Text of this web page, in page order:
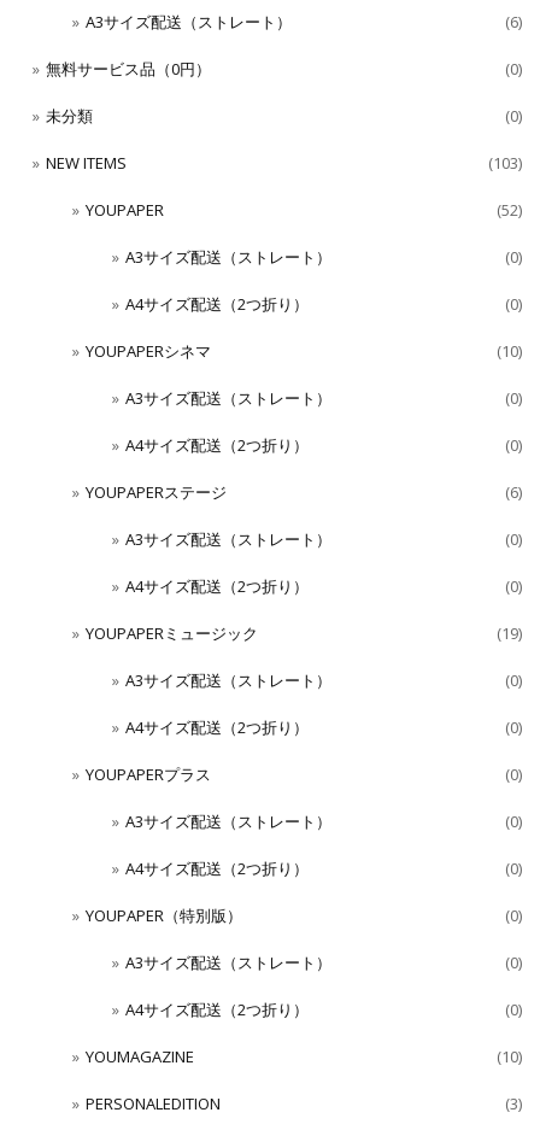
A3サイズ配送（ストレート） (6)
無料サービス品（0円） (0)
未分類 (0)
NEW ITEMS (103)
YOUPAPER (52)
A3サイズ配送（ストレート） (0)
A4サイズ配送（2つ折り） (0)
YOUPAPERシネマ (10)
A3サイズ配送（ストレート） (0)
A4サイズ配送（2つ折り） (0)
YOUPAPERステージ (6)
A3サイズ配送（ストレート） (0)
A4サイズ配送（2つ折り） (0)
YOUPAPERミュージック (19)
A3サイズ配送（ストレート） (0)
A4サイズ配送（2つ折り） (0)
YOUPAPERプラス (0)
A3サイズ配送（ストレート） (0)
A4サイズ配送（2つ折り） (0)
YOUPAPER（特別版） (0)
A3サイズ配送（ストレート） (0)
A4サイズ配送（2つ折り） (0)
YOUMAGAZINE (10)
PERSONALEDITION (3)